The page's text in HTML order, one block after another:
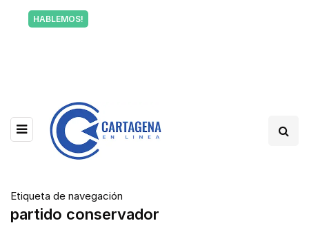
HABLEMOS!
Etiqueta de navegación
partido conservador